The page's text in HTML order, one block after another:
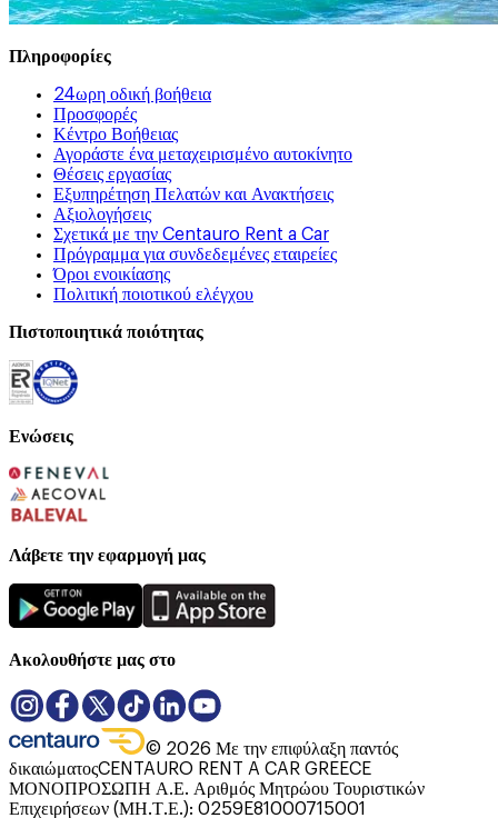
Πληροφορίες
24ωρη οδική βοήθεια
Προσφορές
Κέντρο Βοήθειας
Αγοράστε ένα μεταχειρισμένο αυτοκίνητο
Θέσεις εργασίας
Εξυπηρέτηση Πελατών και Ανακτήσεις
Αξιολογήσεις
Σχετικά με την Centauro Rent a Car
Πρόγραμμα για συνδεδεμένες εταιρείες
Όροι ενοικίασης
Πολιτική ποιοτικού ελέγχου
Πιστοποιητικά ποιότητας
Ενώσεις
Λάβετε την εφαρμογή μας
Ακολουθήστε μας στο
© 2026 Με την επιφύλαξη παντός
δικαιώματοςCENTAURO RENT A CAR GREECE
ΜΟΝΟΠΡΟΣΩΠΗ Α.Ε. Αριθμός Μητρώου Τουριστικών
Επιχειρήσεων (ΜΗ.Τ.Ε.): 0259E81000715001